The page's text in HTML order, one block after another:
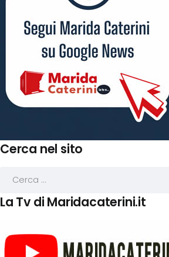
Cerca nel sito
La Tv di Maridacaterini.it